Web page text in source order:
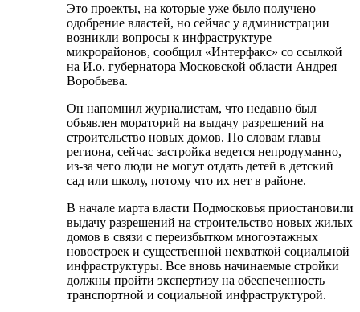
Это проекты, на которые уже было получено
одобрение властей, но сейчас у администрации
возникли вопросы к инфраструктуре
микрорайонов, сообщил «Интерфакс» со ссылкой
на И.о. губернатора Московской области Андрея
Воробьева.
Он напомнил журналистам, что недавно был
объявлен мораторий на выдачу разрешений на
строительство новых домов. По словам главы
региона, сейчас застройка ведется непродуманно,
из-за чего люди не могут отдать детей в детский
сад или школу, потому что их нет в районе.
В начале марта власти Подмосковья приостановили
выдачу разрешений на строительство новых жилых
домов в связи с переизбытком многоэтажных
новостроек и существенной нехваткой социальной
инфраструктуры. Все вновь начинаемые стройки
должны пройти экспертизу на обеспеченность
транспортной и социальной инфраструктурой.